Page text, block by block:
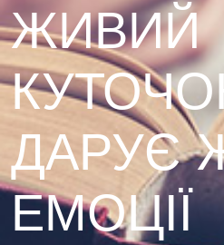
ЖИВИЙ
ДАРУЄ
ЕМОЦІЇ